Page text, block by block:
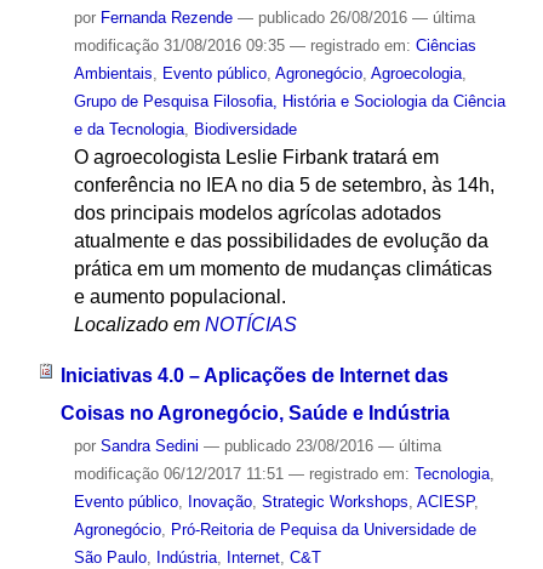
por Fernanda Rezende — publicado26/08/2016 — última
modificação31/08/2016 09:35 — registrado em: Ciências
Ambientais
Evento público, Agronegócio, Agroecologia,
Grupo de Pesquisa Filosofia, História e Sociologia da Ciência
e da Tecnologia, Biodiversidade
O agroecologista Leslie Firbank tratará em
conferência no IEA no dia 5 de setembro, às 14h,
dos principais modelos agrícolas adotados
atualmente e das possibilidades de evolução da
prática em um momento de mudanças climáticas
e aumento populacional.
Localizado em NOTÍCIAS
Iniciativas 4.0 – Aplicações de Internet das
Coisas no Agronegócio, Saúde e Indústria
por Sandra Sedini — publicado23/08/2016 — última
modificação06/12/2017 11:51 — registrado em: Tecnologia,
Evento público, Inovação, Strategic Workshops, ACIESP,
Agronegócio, Pró-Reitoria de Pequisa da Universidade de
São Paulo, Indústria, Internet, C&T